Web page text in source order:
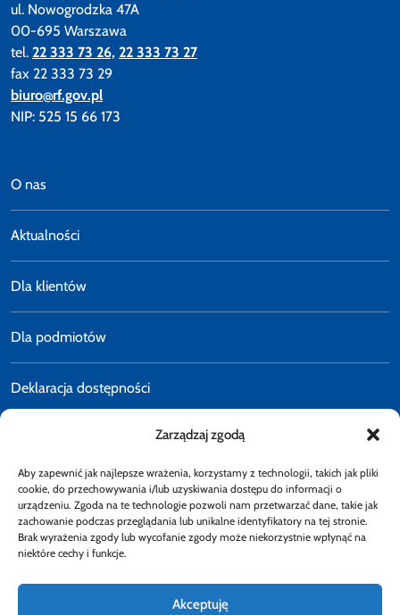
Zarządzaj zgodą
Aby zapewnić jak najlepsze wrażenia, korzystamy z technologii, takich jak pliki
cookie, do przechowywania i/lub uzyskiwania dostępu do informacji o
urządzeniu. Zgoda na te technologie pozwoli nam przetwarzać dane, takie jak
zachowanie podczas przeglądania lub unikalne identyfikatory na tej stronie.
Brak wyrażenia zgody lub wycofanie zgody może niekorzystnie wpłynąć na
niektóre cechy i funkcje.
Akceptuję
ul. Nowogrodzka 47A
00-695 Warszawa
tel. 22 333 73 26, 22 333 73 27
fax 22 333 73 29
biuro@rf.gov.pl
NIP: 525 15 66 173
O nas
Aktualności
Dla klientów
Dla podmiotów
Deklaracja dostępności
E-faktury
Dostępność